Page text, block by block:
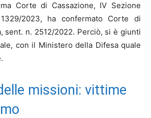
Corte di Cassazione, IV Sezione
2023, ha confermato Corte di
sent. n. 2512/2022. Perciò, si è giunti
con il Ministero della Difesa quale
missioni: vittime